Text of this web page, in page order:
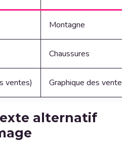
Montagne
Chaussures
ventes) Graphique des ventes
alternatif